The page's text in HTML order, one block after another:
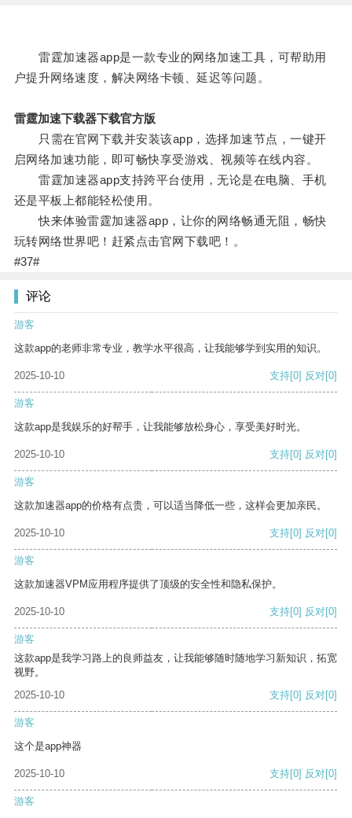
雷霆加速器app是一款专业的网络加速工具，可帮助用
户提升网络速度，解决网络卡顿、延迟等问题。
雷霆加速下载器下载官方版
只需在官网下载并安装该app，选择加速节点，一键开
启网络加速功能，即可畅快享受游戏、视频等在线内容。
雷霆加速器app支持跨平台使用，无论是在电脑、手机
还是平板上都能轻松使用。
快来体验雷霆加速器app，让你的网络畅通无阻，畅快
玩转网络世界吧！赶紧点击官网下载吧！。
#37#
评论
游客
这款app的老师非常专业，教学水平很高，让我能够学到实用的知识。
2025-10-10 支持[0] 反对[0]
游客
这款app是我娱乐的好帮手，让我能够放松身心，享受美好时光。
2025-10-10 支持[0] 反对[0]
游客
这款加速器app的价格有点贵，可以适当降低一些，这样会更加亲民。
2025-10-10 支持[0] 反对[0]
游客
这款加速器VPM应用程序提供了顶级的安全性和隐私保护。
2025-10-10 支持[0] 反对[0]
游客
这款app是我学习路上的良师益友，让我能够随时随地学习新知识，拓宽
视野。
2025-10-10
支持[0] 反对[0]
游客
这个是app神器
2025-10-10 支持[0] 反对[0]
游客